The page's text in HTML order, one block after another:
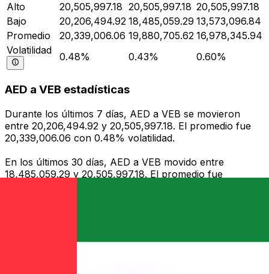
Alto
20,505,997.18 20,505,997.18 20,505,997.18
Bajo
20,206,494.92 18,485,059.29 13,573,096.84
Promedio
20,339,006.06 19,880,705.62 16,978,345.94
Volatilidad
0.48% 0.43% 0.60%
AED a VEB estadísticas
Durante los últimos 7 días, AED a VEB se movieron
entre 20,206,494.92 y 20,505,997.18. El promedio fue
20,339,006.06 con 0.48% volatilidad.
En los últimos 30 días, AED a VEB movido entre
18,485,059.29 y 20,505,997.18. El promedio fue